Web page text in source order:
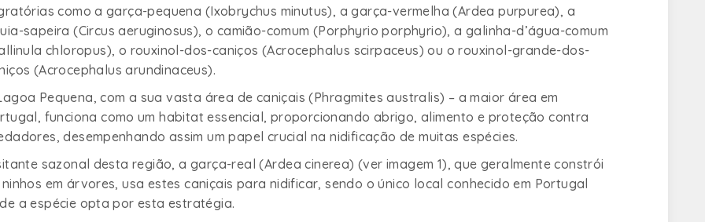
como a garça-pequena (Ixobrychus minutus), a garça-vermelha (Ardea purpurea), a
sapeira (Circus aeruginosus), o camião-comum (Porphyrio porphyrio), a galinha-d’água-comum
chloropus), o rouxinol-dos-caniços (Acrocephalus scirpaceus) ou o rouxinol-grande-dos-
(Acrocephalus arundinaceus).
Pequena, com a sua vasta área de caniçais (Phragmites australis) – a maior área em
funciona como um habitat essencial, proporcionando abrigo, alimento e proteção contra
desempenhando assim um papel crucial na nidificação de muitas espécies.
sazonal desta região, a garça-real (Ardea cinerea) (ver imagem 1), que geralmente constrói
em árvores, usa estes caniçais para nidificar, sendo o único local conhecido em Portugal
a espécie opta por esta estratégia.